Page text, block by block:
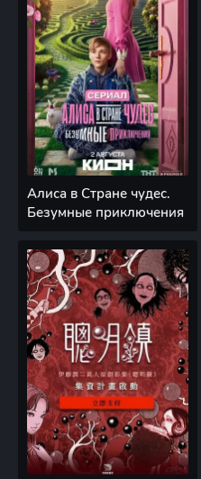
Алиса в Стране чудес.
Безумные приключения